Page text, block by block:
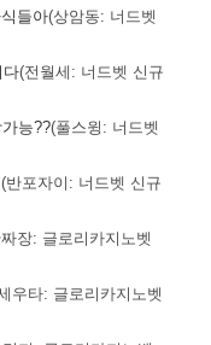
들아(상암동: 너드벳
다(전월세: 너드벳 신규
능??(풀스윙: 너드벳
(반포자이: 너드벳 신규
장: 글로리카지노벳
우타: 글로리카지노벳